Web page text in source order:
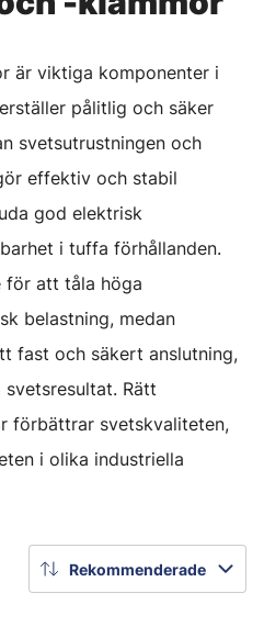
är viktiga komponenter i
pålitlig och säker
svetsutrustningen och
effektiv och stabil
god elektrisk
i tuffa förhållanden.
för att tåla höga
belastning, medan
fast och säkert anslutning,
Rätt
förbättrar svetskvaliteten,
i olika industriella
Rekommenderade